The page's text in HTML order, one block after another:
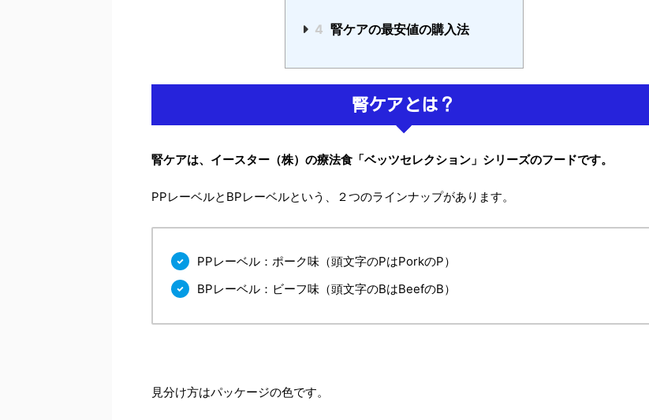
4 腎ケアの最安値の購入法
腎ケアとは？
腎ケアは、イースター（株）の療法食「ベッツセレクション」シリーズのフードです。
PPレーベルとBPレーベルという、２つのラインナップがあります。
PPレーベル：ポーク味（頭文字のPはPorkのP）
BPレーベル：ビーフ味（頭文字のBはBeefのB）
見分け方はパッケージの色です。